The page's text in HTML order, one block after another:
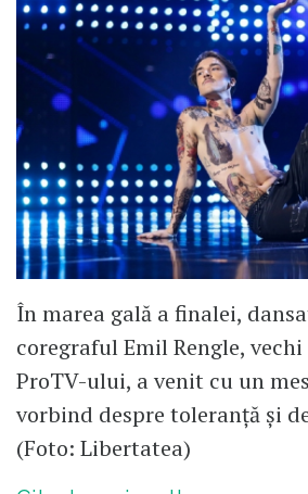
În marea gală a finalei,
coregraful Emil Rengle,
ProTV-ului, a venit cu un
vorbind despre toleranță și
(Foto: Libertatea)